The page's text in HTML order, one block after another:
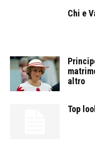
Chi e
altro
Top